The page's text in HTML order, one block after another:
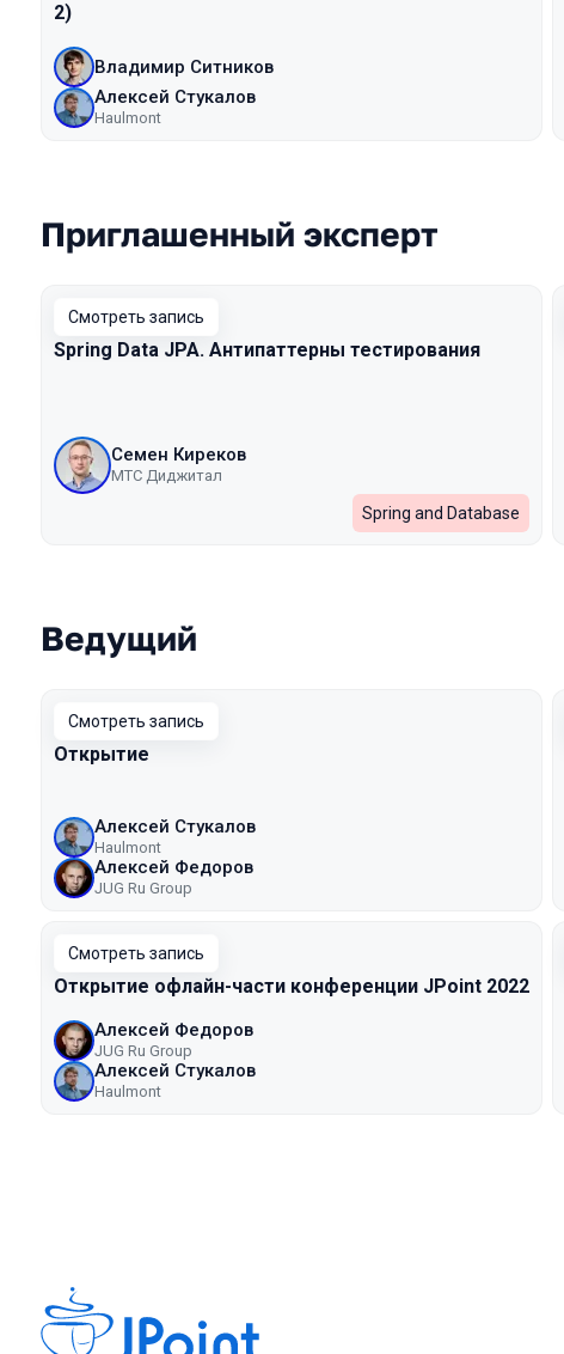
2)
Владимир Ситников
Алексей Стукалов
Haulmont
Приглашенный эксперт
Смотреть запись
Spring Data JPA. Антипаттерны тестирования
Семен Киреков
МТС Диджитал
Spring and Database
Ведущий
Смотреть запись
Открытие
Алексей Стукалов
Haulmont
Алексей Федоров
JUG Ru Group
Смотреть запись
Открытие офлайн-части конференции JPoint 2022
Алексей Федоров
JUG Ru Group
Алексей Стукалов
Haulmont